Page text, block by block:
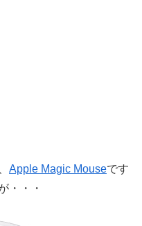
Apple Magic Mouseです
・・・